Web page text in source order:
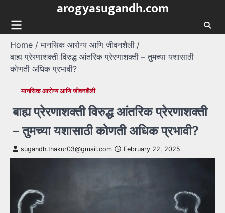
content
arogyasugandh.com
Home
मानसिक आरोग्य आणि जीवनशैली
बाह्य प्रेरणाशक्ती विरुद्ध आंतरिक प्रेरणाशक्ती – तुमच्या यशासाठी
कोणती अधिक प्रभावी?
मानसिक आरोग्य आणि जीवनशैली
बाह्य प्रेरणाशक्ती विरुद्ध आंतरिक प्रेरणाशक्ती
– तुमच्या यशासाठी कोणती अधिक प्रभावी?
sugandh.thakur03@gmail.com February 22, 2025